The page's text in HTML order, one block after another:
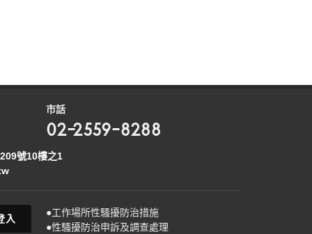
市話
02-2559-8288
號10樓之1
入
●工作場所性騷擾防治措施
●性騷擾防治申訴及調查處理